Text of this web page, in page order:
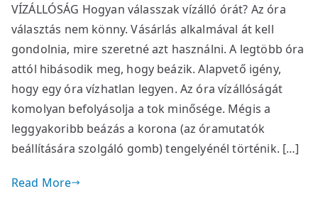
VÍZÁLLÓSÁG Hogyan válasszak vízálló órát? Az óra
választás nem könny. Vásárlás alkalmával át kell
gondolnia, mire szeretné azt használni. A legtöbb óra
attól hibásodik meg, hogy beázik. Alapvető igény,
hogy egy óra vízhatlan legyen. Az óra vízállóságát
komolyan befolyásolja a tok minősége. Mégis a
leggyakoribb beázás a korona (az óramutatók
beállítására szolgáló gomb) tengelyénél történik. […]
Read More